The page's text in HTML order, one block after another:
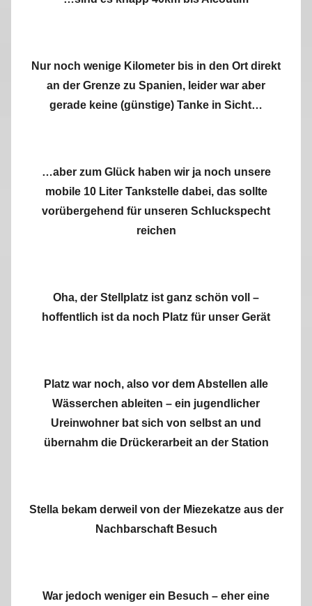
Nur noch wenige Kilometer bis in den Ort direkt
an der Grenze zu Spanien, leider war aber
gerade keine (günstige) Tanke in Sicht…
…aber zum Glück haben wir ja noch unsere
mobile 10 Liter Tankstelle dabei, das sollte
vorübergehend für unseren Schluckspecht
reichen
Oha, der Stellplatz ist ganz schön voll –
hoffentlich ist da noch Platz für unser Gerät
Platz war noch, also vor dem Abstellen alle
Wässerchen ableiten – ein jugendlicher
Ureinwohner bat sich von selbst an und
übernahm die Drückerarbeit an der Station
Stella bekam derweil von der Miezekatze aus der
Nachbarschaft Besuch
War jedoch weniger ein Besuch – eher eine